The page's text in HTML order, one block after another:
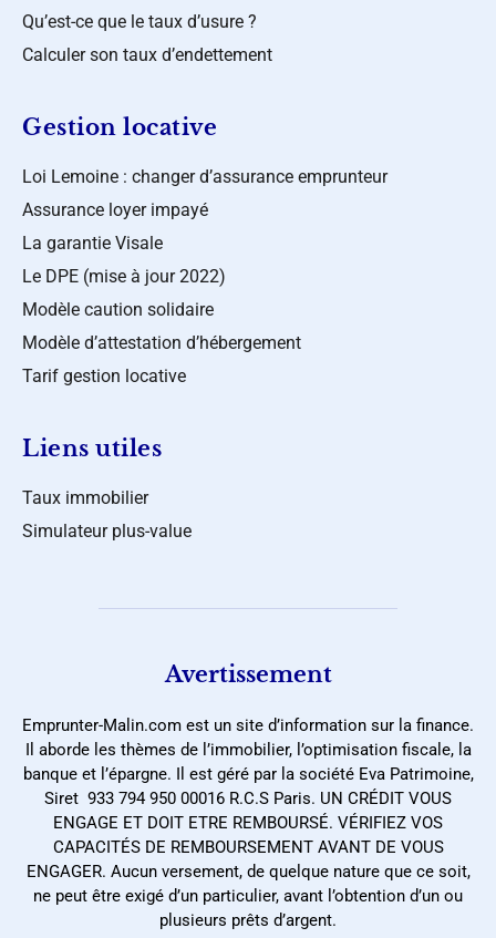
Qu’est-ce que le taux d’usure ?
Calculer son taux d’endettement
Gestion locative
Loi Lemoine : changer d’assurance emprunteur
Assurance loyer impayé
La garantie Visale
Le DPE (mise à jour 2022)
Modèle caution solidaire
Modèle d’attestation d’hébergement
Tarif gestion locative
Liens utiles
Taux immobilier
Simulateur plus-value
Avertissement
Emprunter-Malin.com est un site d’information sur la finance.
Il aborde les thèmes de l’immobilier, l’optimisation fiscale, la
banque et l’épargne. Il est géré par la société Eva Patrimoine,
Siret 933 794 950 00016 R.C.S Paris. UN CRÉDIT VOUS
ENGAGE ET DOIT ETRE REMBOURSÉ. VÉRIFIEZ VOS
CAPACITÉS DE REMBOURSEMENT AVANT DE VOUS
ENGAGER. Aucun versement, de quelque nature que ce soit,
ne peut être exigé d’un particulier, avant l’obtention d’un ou
plusieurs prêts d’argent.